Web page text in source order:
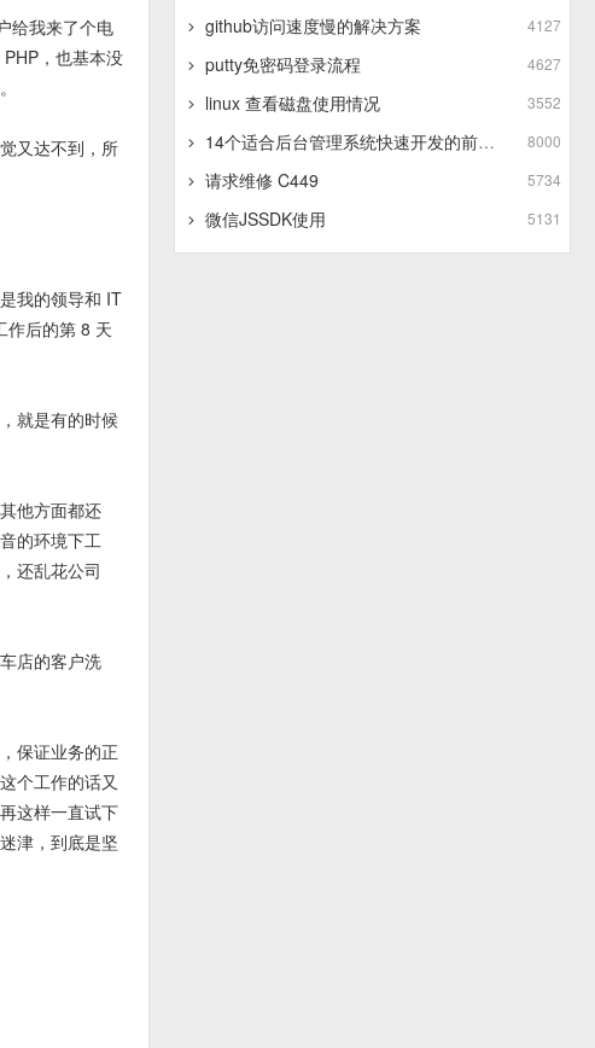
给我来了个电
，也基本没
又达不到，所
我的领导和 IT
作后的第 8 天
就是有的时候
他方面都还
的环境下工
还乱花公司
店的客户洗
保证业务的正
个工作的话又
这样一直试下
津，到底是坚
4127
github访问速度慢的解决方案
4627
putty免密码登录流程
3552
linux 查看磁盘使用情况
8000
14个适合后台管理系统快速开发的前端框架
5734
请求维修 C449
5131
微信JSSDK使用